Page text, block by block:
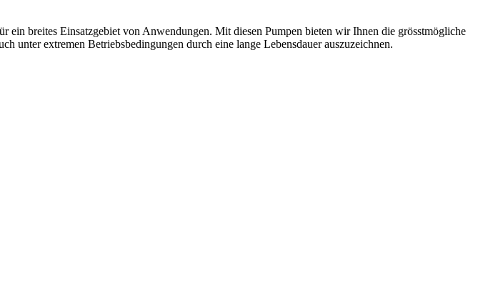
breites Einsatzgebiet von Anwendungen. Mit diesen Pumpen bieten wir Ihnen die grösstmögliche
unter extremen Betriebsbedingungen durch eine lange Lebensdauer auszuzeichnen.